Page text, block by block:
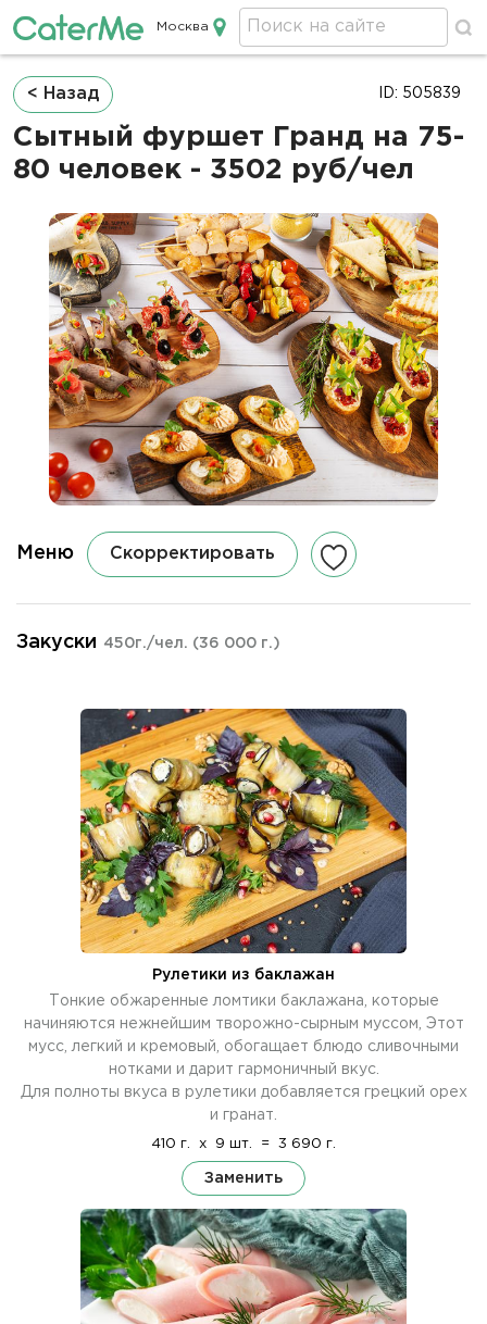
Кейтеринг в Москве
Москва
Строка
навигации
< Назад
Сытный фуршет Гранд на 75-
80 человек - 3502 руб/чел
ID: 505839
Меню Скорректировать
Закуски 450г./чел. (36 000 г.)
Рулетики из баклажан
Тонкие обжаренные ломтики баклажана, которые
начиняются нежнейшим творожно-сырным муссом, Этот
мусс, легкий и кремовый, обогащает блюдо сливочными
нотками и дарит гармоничный вкус.
Для полноты вкуса в рулетики добавляется грецкий орех
и гранат.
410 г. x 9 шт. = 3 690 г.
Заменить